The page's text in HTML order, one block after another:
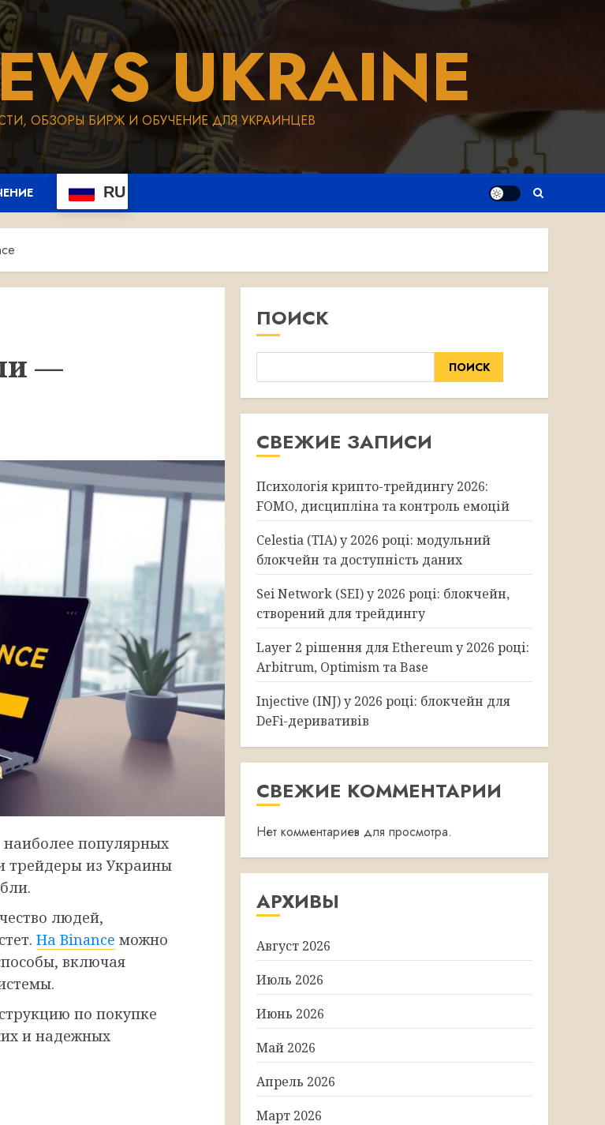
UKRAINE
ОБЗОРЫ БИРЖ И ОБУЧЕНИЕ ДЛЯ УКРАИНЦЕВ
RU
—
наиболее популярных
трейдеры из Украины
людей,
На Binance можно
включая
по покупке
и надежных
ПОИСК
ПОИСК
СВЕЖИЕ ЗАПИСИ
Психологія крипто-трейдингу 2026:
FOMO, дисципліна та контроль емоцій
Celestia (TIA) у 2026 році: модульний
блокчейн та доступність даних
Sei Network (SEI) у 2026 році: блокчейн,
створений для трейдингу
Layer 2 рішення для Ethereum у 2026 році:
Arbitrum, Optimism та Base
Injective (INJ) у 2026 році: блокчейн для
DeFi-деривативів
СВЕЖИЕ КОММЕНТАРИИ
Нет комментариев для просмотра.
АРХИВЫ
Август 2026
Июль 2026
Июнь 2026
Май 2026
Апрель 2026
Март 2026